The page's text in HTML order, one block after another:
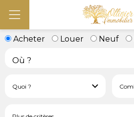
Acheter Louer Neuf